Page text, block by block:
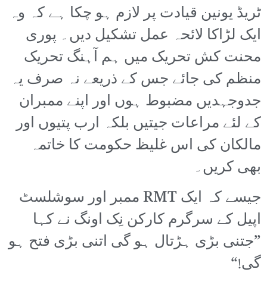
ٹریڈ یونین قیادت پر لازم ہو چکا ہے کہ وہ
ایک لڑاکا لائحہ عمل تشکیل دیں۔ پوری
محنت کش تحریک میں ہم آہنگ تحریک
منظم کی جائے جس کے ذریعے نہ صرف یہ
جدوجہدیں مضبوط ہوں اور اپنے ممبران
کے لئے مراعات جیتیں بلکہ ارب پتیوں اور
مالکان کی اس غلیظ حکومت کا خاتمہ
بھی کریں۔
جیسے کہ ایک RMT ممبر اور سوشلسٹ
اپیل کے سرگرم کارکن نِک اونگ نے کہا
”جتنی بڑی ہڑتال ہو گی اتنی بڑی فتح ہو
گی!“